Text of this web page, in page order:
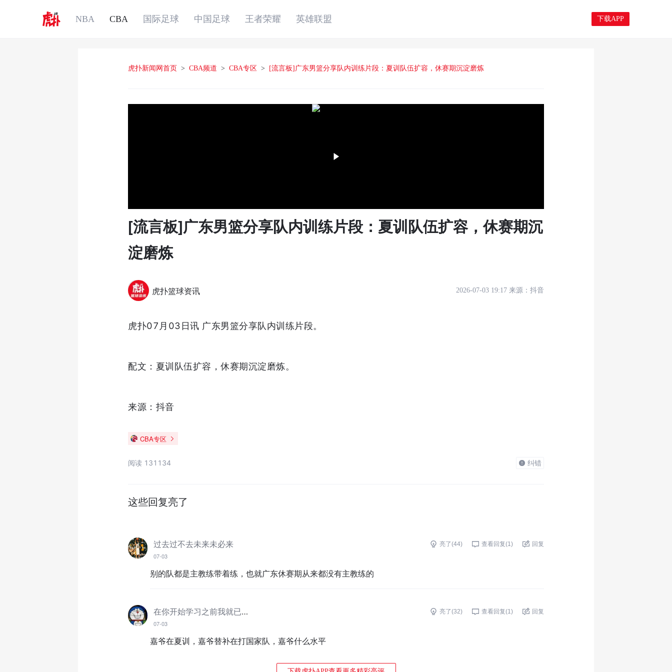
NBA CBA 国际足球 中国足球 王者荣耀 英雄联盟 下载APP
虎扑新闻网首页 > CBA频道 > CBA专区 > [流言板]广东男篮分享队内训练片段：夏训队伍扩容，休赛期沉淀磨炼
[流言板]广东男篮分享队内训练片段：夏训队伍扩容，休赛期沉
淀磨炼
虎扑篮球资讯 2026-07-03 19:17 来源： 抖音
虎扑07月03日讯 广东男篮分享队内训练片段。
配文：夏训队伍扩容，休赛期沉淀磨炼。
来源：抖音
CBA专区
阅读 131134 纠错
这些回复亮了
过去过不去未来未必来
07-03
亮了(44) 查看回复(1) 回复
别的队都是主教练带着练，也就广东休赛期从来都没有主教练的
在你开始学习之前我就已经学完
07-03
亮了(32) 查看回复(1) 回复
嘉爷在夏训，嘉爷替补在打国家队，嘉爷什么水平